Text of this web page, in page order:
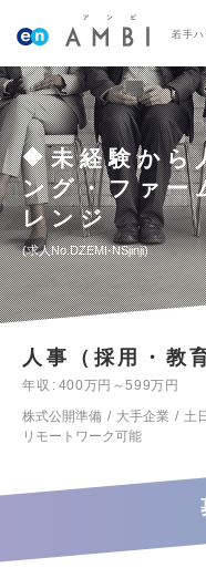
若手
🔶未経験から
ング・ファー
レンジ
求人No.DZEMI-NSjinji
人事（採用・教
年収
400万円～599万円
株式公開準備
大手企業 土
リモートワーク可能